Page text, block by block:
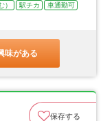
） 駅チカ
車通勤可
味がある
保存する